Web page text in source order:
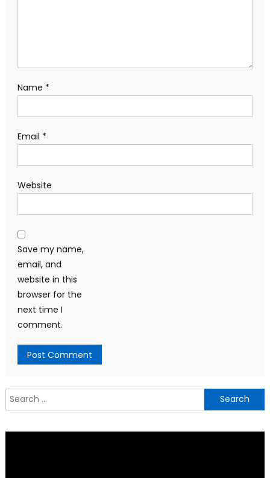
Name *
Email *
Website
Save my name,
email, and
website in this
browser for the
next time I
comment.
Search
for: